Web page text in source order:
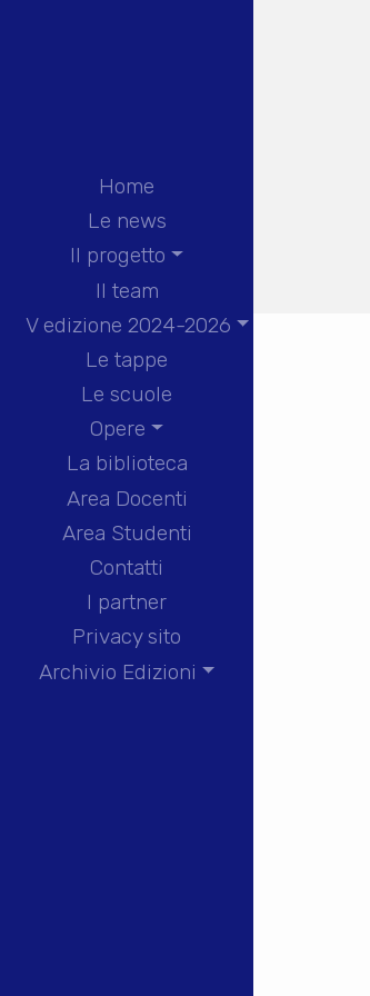
Home
Le news
Il progetto
Il team
V edizione 2024-2026
Le tappe
Le scuole
Opere
La biblioteca
Area Docenti
Area Studenti
Contatti
I partner
Privacy sito
Archivio Edizioni